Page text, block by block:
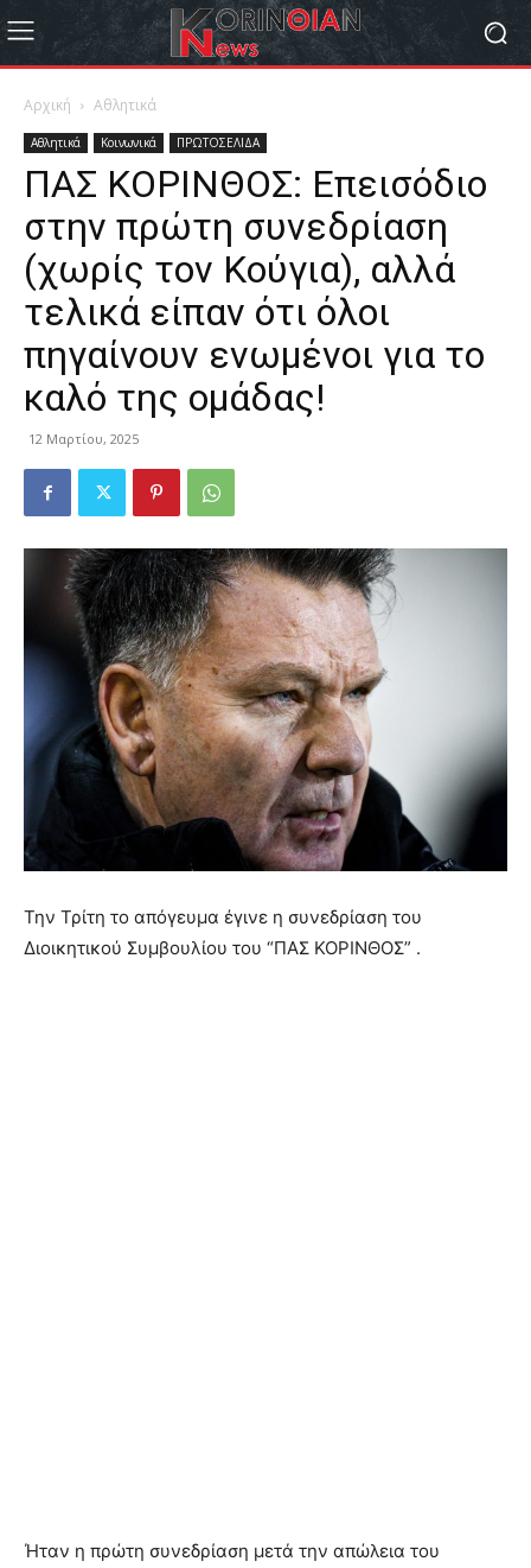
Αρχική Αθλητικά
Αθλητικά Κοινωνικά ΠΡΩΤΟΣΕΛΙΔΑ
ΠΑΣ ΚΟΡΙΝΘΟΣ: Επεισόδιο
στην πρώτη συνεδρίαση
(χωρίς τον Κούγια), αλλά
τελικά είπαν ότι όλοι
πηγαίνουν ενωμένοι για το
καλό της ομάδας!
12 Μαρτίου, 2025
Την Τρίτη το απόγευμα έγινε η συνεδρίαση του
Διοικητικού Συμβουλίου του “ΠΑΣ ΚΟΡΙΝΘΟΣ” .
Ήταν η πρώτη συνεδρίαση μετά την απώλεια του